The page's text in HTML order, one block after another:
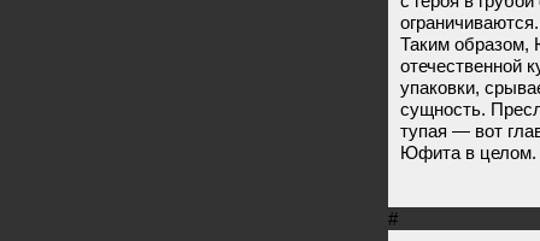
ограничиваются.
Таким образом,
отечественной
упаковки,
сущность.
тупая — вот
Юфита в целом.
#